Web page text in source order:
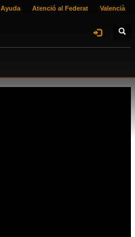
Ayuda Atenció al Federat Valencià